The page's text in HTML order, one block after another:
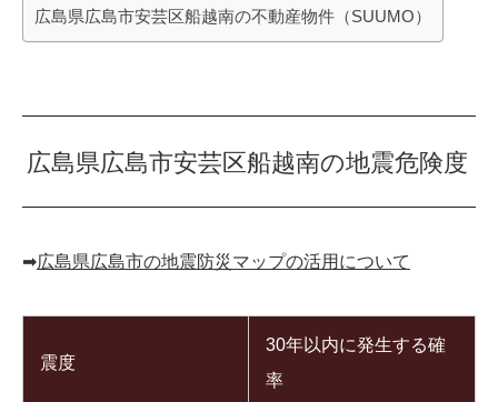
広島県広島市安芸区船越南の不動産物件（SUUMO）
広島県広島市安芸区船越南の地震危険度
➡︎広島県広島市の地震防災マップの活用について
震度
30年以内に発生する確
率